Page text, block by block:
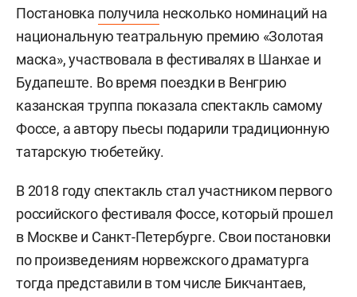
Постановка получила несколько номинаций на
национальную театральную премию «Золотая
маска», участвовала в фестивалях в Шанхае и
Будапеште. Во время поездки в Венгрию
казанская труппа показала спектакль самому
Фоссе, а автору пьесы подарили традиционную
татарскую тюбетейку.
В 2018 году спектакль стал участником первого
российского фестиваля Фоссе, который прошел
в Москве и Санкт-Петербурге. Свои постановки
по произведениям норвежского драматурга
тогда представили в том числе Бикчантаев,